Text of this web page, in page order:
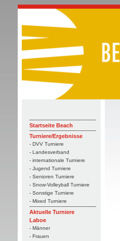
Startseite Beach
Turniere/Ergebnisse
- DVV Turniere
- Landesverband
- internationale Turniere
- Jugend Turniere
- Senioren Turniere
- Snow-Volleyball Turniere
- Sonstige Turniere
- Mixed Turniere
Aktuelle Turniere
Laboe
- Männer
- Frauen